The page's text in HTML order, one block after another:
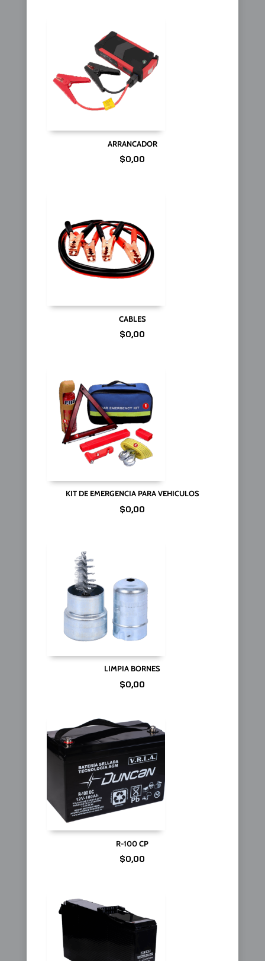
ARRANCADOR
$0,00
CABLES
$0,00
KIT DE EMERGENCIA PARA VEHICULOS
$0,00
LIMPIA BORNES
$0,00
R-100 CP
$0,00